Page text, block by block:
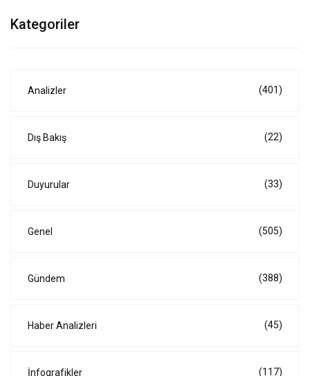
Kategoriler
Analizler (401)
Dış Bakış (22)
Duyurular (33)
Genel (505)
Gündem (388)
Haber Analizleri (45)
İnfografikler (117)